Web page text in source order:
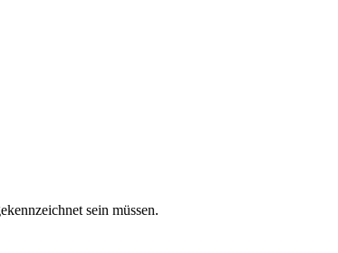
sein müssen.